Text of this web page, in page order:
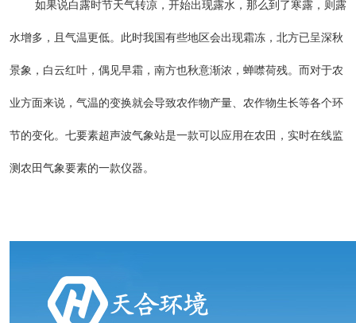
如果说白露时节天气转凉，开始出现露水，那么到了寒露，则露
水增多，且气温更低。此时我国有些地区会出现霜冻，北方已呈深秋
景象，白云红叶，偶见早霜，南方也秋意渐浓，蝉噤荷残。而对于农
业方面来说，气温的变换就会导致农作物产量、农作物生长等各个环
节的变化。七要素超声波气象站是一款可以应用在农田，实时在线监
测农田气象要素的一款仪器。